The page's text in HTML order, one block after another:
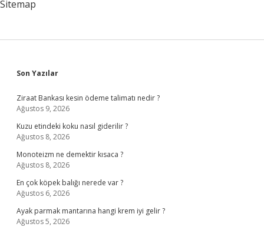
Sitemap
Sidebar
Son Yazılar
Ziraat Bankası kesin ödeme talimatı nedir ?
Ağustos 9, 2026
Kuzu etindeki koku nasıl giderilir ?
Ağustos 8, 2026
Monoteizm ne demektir kısaca ?
Ağustos 8, 2026
En çok köpek balığı nerede var ?
Ağustos 6, 2026
Ayak parmak mantarına hangi krem iyi gelir ?
Ağustos 5, 2026